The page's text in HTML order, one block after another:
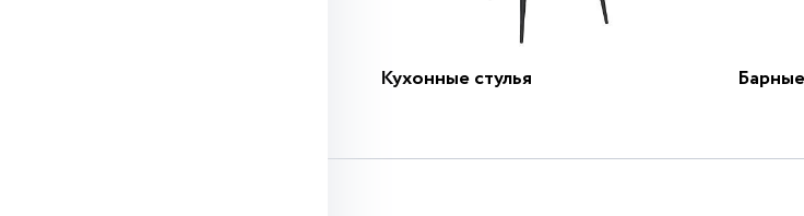
Кухонные стулья